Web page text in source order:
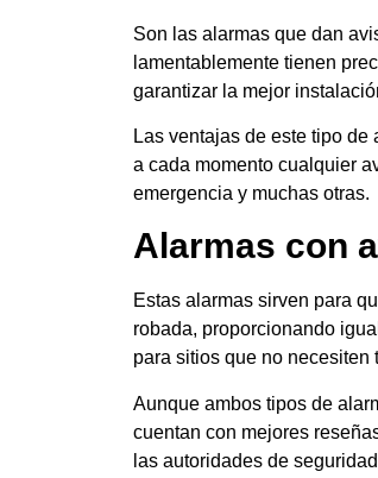
Son las alarmas que dan
lamentablemente tienen
garantizar la mejor
Las ventajas de este tipo
a cada momento cualquier
emergencia y muchas otras.
Alarmas con
Estas alarmas sirven para
robada, proporcionando
para sitios que no
Aunque ambos tipos de
cuentan con mejores
las autoridades de